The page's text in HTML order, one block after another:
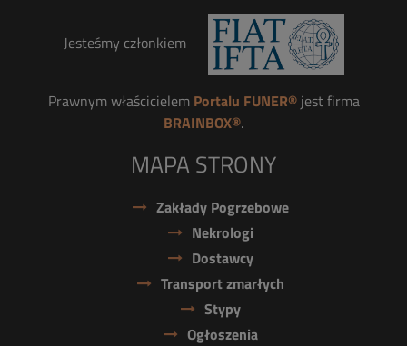
Jesteśmy członkiem
Prawnym właścicielem Portalu FUNER®jest firma
BRAINBOX®.
MAPA STRONY
Zakłady Pogrzebowe
Nekrologi
Dostawcy
Transport zmarłych
Stypy
Ogłoszenia